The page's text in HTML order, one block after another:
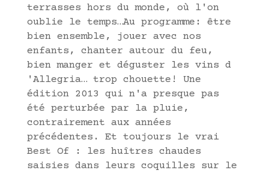
terrasses hors du monde, où l'on
oublie le temps…Au programme: être
bien ensemble, jouer avec nos
enfants, chanter autour du feu,
bien manger et déguster les vins d
'Allegria… trop chouette! Une
édition 2013 qui n'a presque pas
été perturbée par la pluie,
contrairement aux années
précédentes. Et toujours le vrai
Best Of : les huîtres chaudes
saisies dans leurs coquilles sur le